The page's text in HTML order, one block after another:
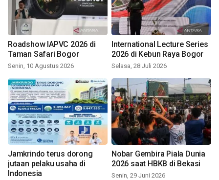
Roadshow IAPVC 2026 di
Taman Safari Bogor
Senin, 10 Agustus 2026
International Lecture Series
2026 di Kebun Raya Bogor
Selasa, 28 Juli 2026
Jamkrindo terus dorong
jutaan pelaku usaha di
Indonesia
Nobar Gembira Piala Dunia
2026 saat HBKB di Bekasi
Senin, 29 Juni 2026